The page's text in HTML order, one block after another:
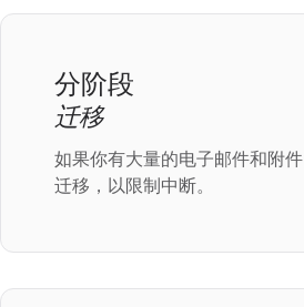
分阶段
迁移
如果你有大量的电子邮件和附
迁移，以限制中断。